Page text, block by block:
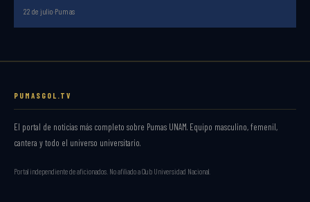
22 de julio·Pumas
PUMASGOL.TV
El portal de noticias más completo sobre Pumas UNAM. Equipo masculino, femenil,
cantera y todo el universo universitario.
Portal independiente de aficionados. No afiliado a Club Universidad Nacional.